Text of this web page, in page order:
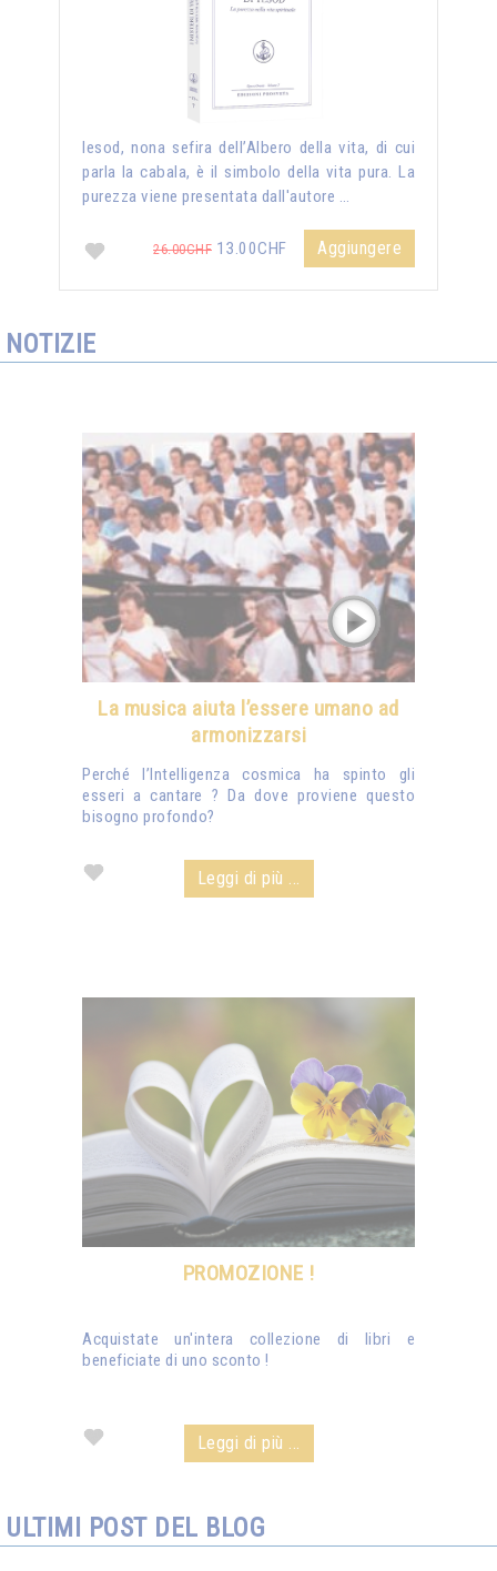
Iesod, nona sefira dell’Albero della vita, di cui
parla la cabala, è il simbolo della vita pura. La
purezza viene presentata dall'autore …
26.00CHF 13.00CHF Aggiungere
NOTIZIE
La musica aiuta l’essere umano ad
armonizzarsi
Perché l’Intelligenza cosmica ha spinto gli
esseri a cantare ? Da dove proviene questo
bisogno profondo?
Leggi di più ...
PROMOZIONE !
Acquistate un'intera collezione di libri e
beneficiate di uno sconto !
Leggi di più ...
ULTIMI POST DEL BLOG